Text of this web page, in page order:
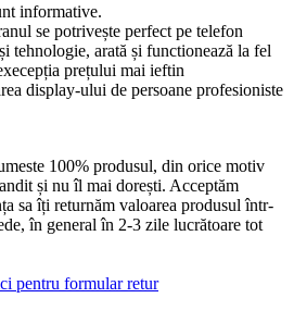
informative.
se potrivește perfect pe telefon
tehnologie, arată și functionează la fel
prețului mai ieftin
display-ului de persoane profesioniste
100% produsul, din orice motiv
și nu îl mai dorești. Acceptăm
sa îți returnăm valoarea produsul într-
în general în 2-3 zile lucrătoare tot
pentru formular retur